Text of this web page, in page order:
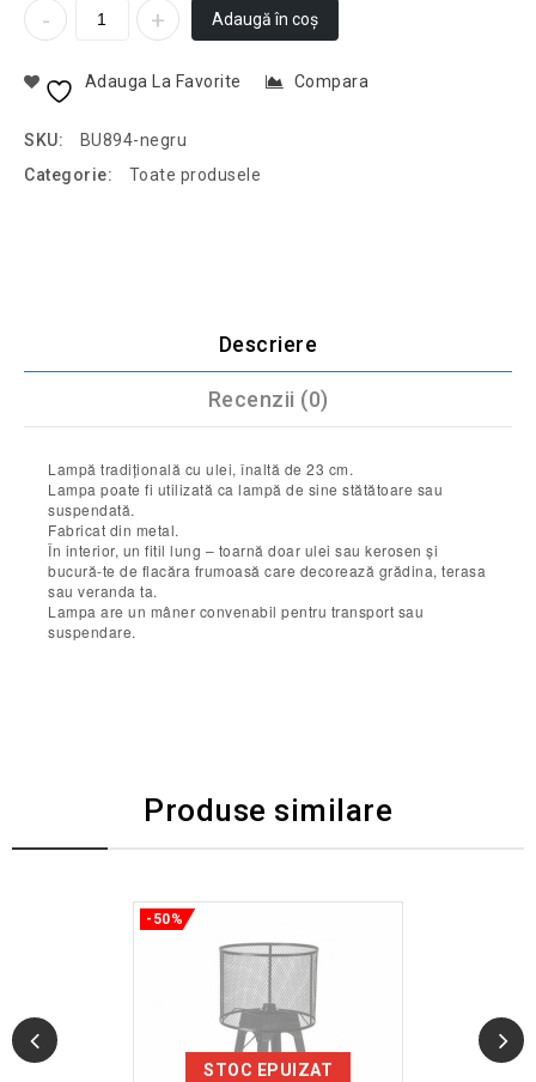
Adaugă în coș
Adauga La Favorite Compara
SKU:
BU894-negru
Categorie:
Toate produsele
Descriere
Recenzii (0)
Lampă tradițională cu ulei, înaltă de 23 cm.
Lampa poate fi utilizată ca lampă de sine stătătoare sau
suspendată.
Fabricat din metal.
În interior, un fitil lung – toarnă doar ulei sau kerosen și
bucură-te de flacăra frumoasă care decorează grădina, terasa
sau veranda ta.
Lampa are un mâner convenabil pentru transport sau
suspendare.
Produse similare
STOC EPUIZAT
-50%